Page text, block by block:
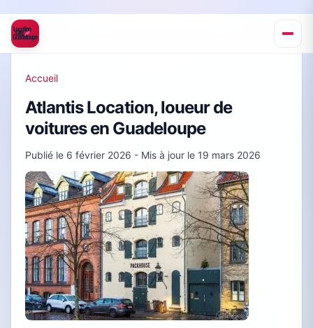
Accueil
Atlantis Location, loueur de
voitures en Guadeloupe
Publié le 6 février 2026 - Mis à jour le 19 mars 2026